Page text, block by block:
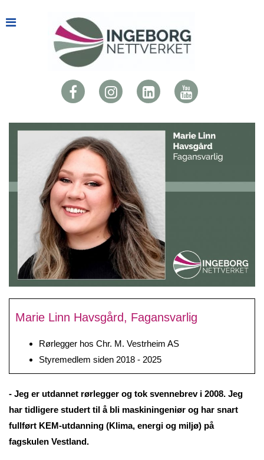
Marie Linn Havsgård, Fagansvarlig
Rørlegger hos Chr. M. Vestrheim AS
Styremedlem siden 2018 - 2025
- Jeg er utdannet rørlegger og tok svennebrev i 2008. Jeg
har tidligere studert til å bli maskiningeniør og har snart
fullført KEM-utdanning (Klima, energi og miljø) på
fagskulen Vestland.